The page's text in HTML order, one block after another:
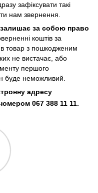
зафіксувати такі
нам звернення.
за собою право
коштів за
товар з пошкодженим
не вистачає, або
першого
буде неможливий.
адресу
067 388 11 11.